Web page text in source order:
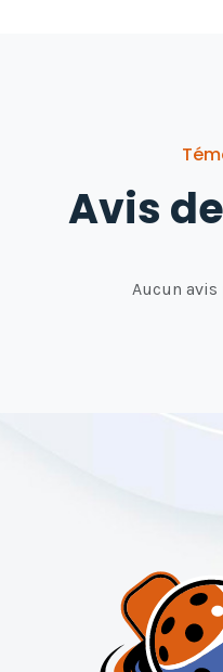
Avis
Aucun